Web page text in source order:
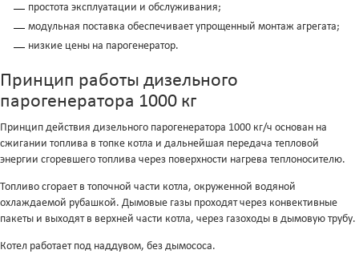
простота эксплуатации и обслуживания;
модульная поставка обеспечивает упрощенный монтаж агрегата;
низкие цены на парогенератор.
Принцип работы дизельного
парогенератора 1000 кг
Принцип действия дизельного парогенератора 1000 кг/ч основан на
сжигании топлива в топке котла и дальнейшая передача тепловой
энергии сгоревшего топлива через поверхности нагрева теплоносителю.
Топливо сгорает в топочной части котла, окруженной водяной
охлаждаемой рубашкой. Дымовые газы проходят через конвективные
пакеты и выходят в верхней части котла, через газоходы в дымовую трубу.
Котел работает под наддувом, без дымососа.